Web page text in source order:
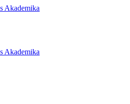
Akademika
Akademika